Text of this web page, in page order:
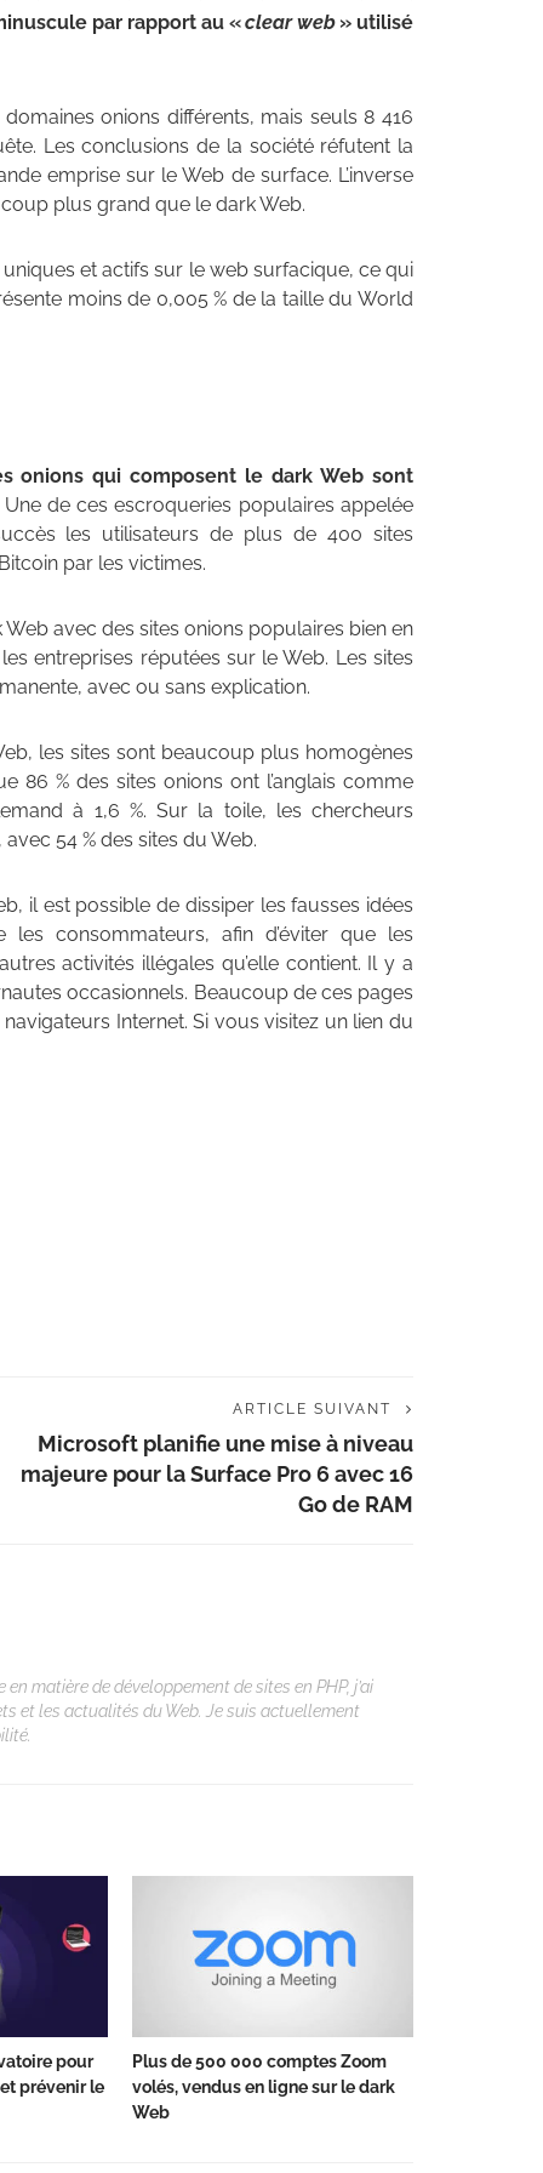
par rapport au «clear web» utilisé
onions différents, mais seuls 8 416
Les conclusions de la société réfutent la
emprise sur le Web de surface. L’inverse
plus grand que le dark Web.
et actifs sur le web surfacique, ce qui
moins de 0,005 % de la taille du World
onions qui composent le dark Web sont
Une de ces escroqueries populaires appelée
les utilisateurs de plus de 400 sites
par les victimes.
avec des sites onions populaires bien en
entreprises réputées sur le Web. Les sites
avec ou sans explication.
les sites sont beaucoup plus homogènes
86 % des sites onions ont l’anglais comme
à 1,6 %. Sur la toile, les chercheurs
54 % des sites du Web.
il est possible de dissiper les fausses idées
consommateurs, afin d’éviter que les
activités illégales qu’elle contient. Il y a
occasionnels. Beaucoup de ces pages
Internet. Si vous visitez un lien du
ARTICLE SUIVANT
Microsoft planifie une mise à niveau
majeure pour la Surface Pro 6 avec 16
Go de RAM
matière de développement de sites en PHP, j’ai
et les actualités du Web. Je suis actuellement
pour
prévenir le
Plus de 500 000 comptes Zoom
volés, vendus en ligne sur le dark
Web